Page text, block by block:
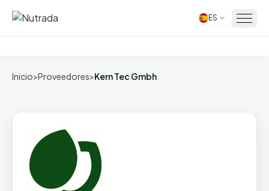
Inicio ES
Inicio>Proveedores>Kern Tec Gmbh